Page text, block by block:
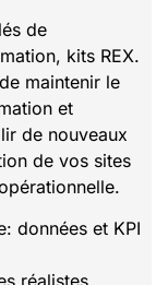
de
kits REX.
maintenir le
et
de nouveaux
de vos sites
données et KPI
réalistes,